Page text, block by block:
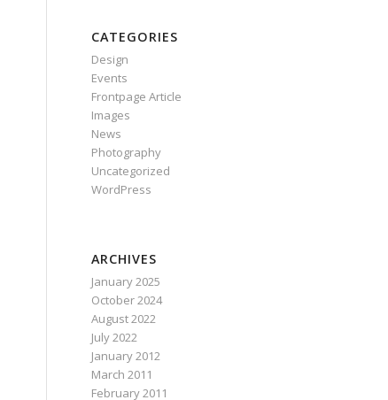
CATEGORIES
Design
Events
Frontpage Article
Images
News
Photography
Uncategorized
WordPress
ARCHIVES
January 2025
October 2024
August 2022
July 2022
January 2012
March 2011
February 2011